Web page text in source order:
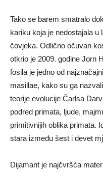
Tako se barem smatralo
kariku koja je nedostajala u
čovjeka. Odlično očuvan
otkrio je 2009. godine Jorn
fosila je jedno od
masillae, kako su ga
teorije evolucije Čarlsa
podred primata, ljude,
primitivnijih oblika primata.
stara između šest i devet
Dijamant je najčvršća